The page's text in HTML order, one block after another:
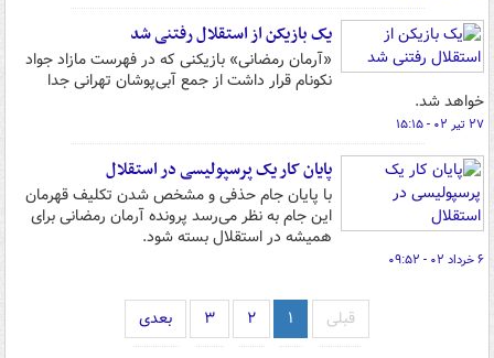
یک بازیکن از استقلال رفتنی شد
«آرمان رمضانی» بازیکنی که در فهرست مازاد جواد
نکونام قرار داشت از جمع آبی‌پوشان تهرانی جدا
خواهد شد.
۲۷ تیر ۰۲ - ۱۵:۱۵
پایان کار یک پرسپولیسی در استقلال
با پایان جام حذفی و مشخص شدن تکلیف قهرمان
این جام به نظر می‌رسد پرونده آرمان رمضانی برای
همیشه در استقلال بسته شود.
۶ خرداد ۰۲ - ۰۹:۵۲
قبلی ۱ ۲ ۳ بعدی